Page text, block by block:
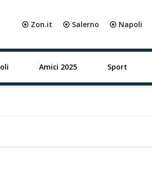
⦿ Zon.it ⦿ Salerno ⦿ Napoli
Amici 2025 Sport